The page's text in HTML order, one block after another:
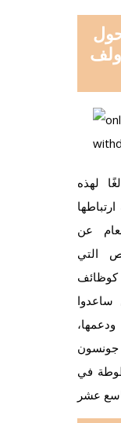
لهذه
عن
التي
كوظائف
ساعدوا
في